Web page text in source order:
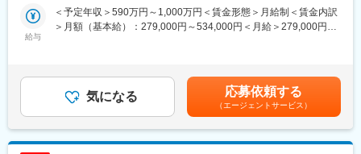
■待遇・手当
ます。
■キャリア
富士フイルムグループの育成制度「＋STORY」で成長をサポー
製品の販売、サービスの提供を通じて医療現場の改題を解決する
ことで医療に貢献し、テルモブランドを育成することがミッショ
・担当製品の販売活動、各種販促イベントの企画運営
・製品適正使用のための技術サポート（手術の立会いあり）
・製品適正使用に必要となる文献・資料・製品関連情報の提供
ートワーク含む）
給与
＜予定年収＞590万円～1,000万円＜賃金形態＞月給制＜賃金内訳
＞月額（基本給）：279,000円～534,000円＜月給＞279,000円～
はあくまでも目安の金額であり、選考を通じて上下する可能性が
あります。月給(月額)は固定手当を含めた表記です。
気になる 応募依頼する
（エージェントサービス）